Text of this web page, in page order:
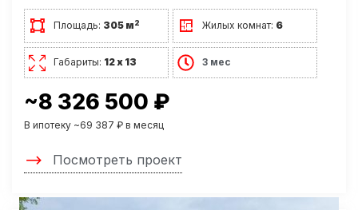
Площадь: 305 м2 Жилых комнат: 6
Габариты: 12 х 13 3 мес
~8 326 500 ₽
В ипотеку ~69 387 ₽ в месяц
Посмотреть проект